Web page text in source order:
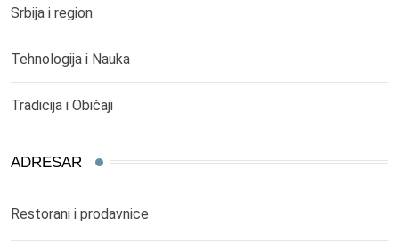
Srbija i region
Tehnologija i Nauka
Tradicija i Običaji
ADRESAR
Restorani i prodavnice